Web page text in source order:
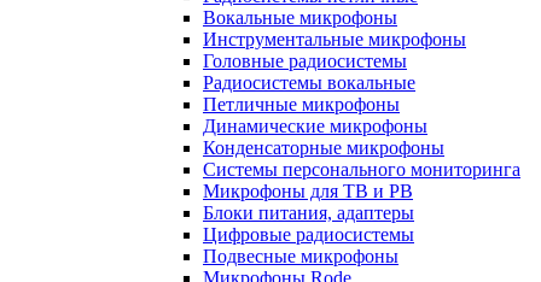
Вокальные микрофоны
Инструментальные микрофоны
Головные радиосистемы
Радиосистемы вокальные
Петличные микрофоны
Динамические микрофоны
Конденсаторные микрофоны
Системы персонального мониторинга
Микрофоны для ТВ и РВ
Блоки питания, адаптеры
Цифровые радиосистемы
Подвесные микрофоны
Микрофоны Rode